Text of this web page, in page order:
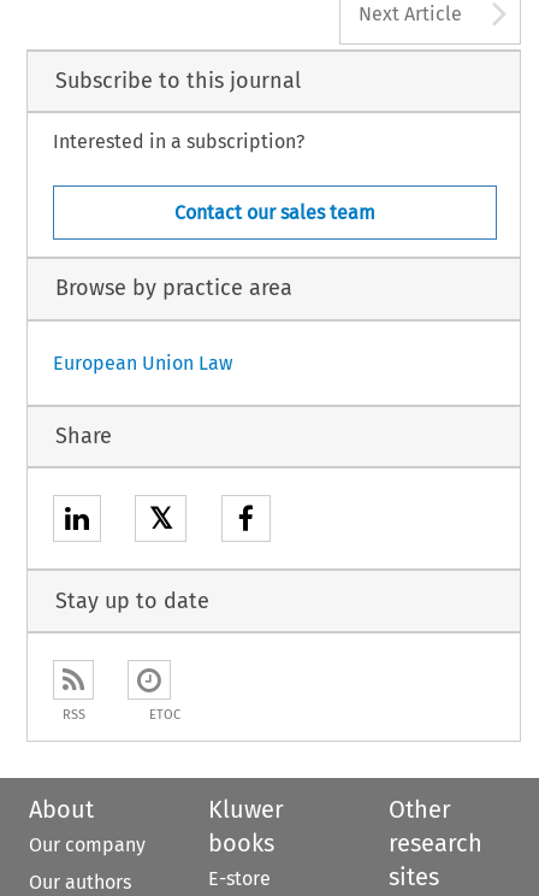
Next Article
Subscribe to this journal
Interested in a subscription?
Contact our sales team
Browse by practice area
European Union Law
Share
𝕏
Stay up to date
RSS ETOC
About
Our company
Our authors
Kluwer
books
E-store
Other
research
sites